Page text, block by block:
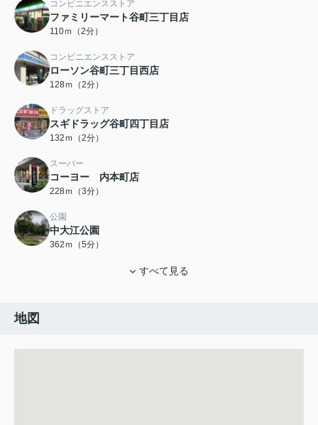
コンビニエンスストア
ファミリーマート谷町三丁目店
110ｍ（2分）
コンビニエンスストア
ローソン谷町三丁目西店
128ｍ（2分）
ドラッグストア
スギドラッグ谷町四丁目店
132ｍ（2分）
スーパー
コーヨー 内本町店
228ｍ（3分）
公園
中大江公園
362ｍ（5分）
すべて見る
地図